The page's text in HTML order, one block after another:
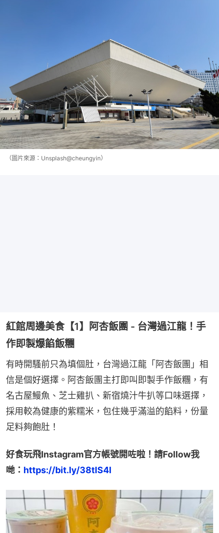
（圖片來源：Unsplash@cheungyin）
紅館周邊美食【1】阿杏飯團 - 台灣過江龍！手
作即製爆餡飯糰
有時開騷前只為填個肚，台灣過江龍「阿杏飯團」相
信是個好選擇。阿杏飯團主打即叫即製手作飯糰，有
名古屋鰻魚、芝士雞扒、新宿燒汁牛扒等口味選擇，
採用較為健康的紫糯米，包住幾乎滿溢的餡料，份量
足料夠飽肚！
好食玩飛Instagram官方帳號開咗啦！請Follow我
哋： https://bit.ly/38tlS4l